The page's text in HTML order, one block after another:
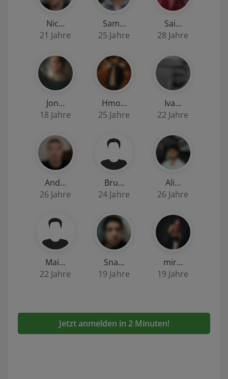
Nic…
21 Jahre
Sam…
25 Jahre
Sai…
28 Jahre
Jon…
18 Jahre
Hmo…
25 Jahre
Iva…
22 Jahre
And…
26 Jahre
Bru…
24 Jahre
Ali…
26 Jahre
Mai…
22 Jahre
Sna…
19 Jahre
mir…
19 Jahre
Jetzt anmelden in 2 Minuten!